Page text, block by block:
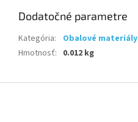
Dodatočné parametre
Kategória:
Obalové materiály
Hmotnosť: 0.012 kg